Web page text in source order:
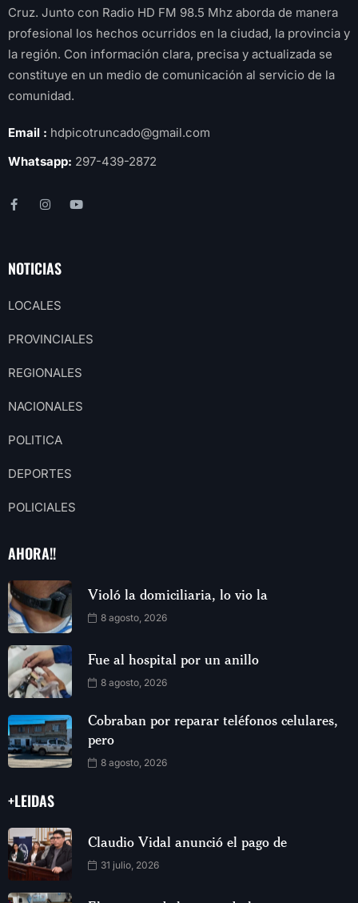
Cruz. Junto con Radio HD FM 98.5 Mhz aborda de manera
profesional los hechos ocurridos en la ciudad, la provincia y
la región. Con información clara, precisa y actualizada se
constituye en un medio de comunicación al servicio de la
comunidad.
Email : hdpicotruncado@gmail.com
Whatsapp: 297-439-2872
NOTICIAS
LOCALES
PROVINCIALES
REGIONALES
NACIONALES
POLITICA
DEPORTES
POLICIALES
AHORA!!
Violó la domiciliaria, lo vio la
8 agosto, 2026
Fue al hospital por un anillo
8 agosto, 2026
Cobraban por reparar teléfonos celulares,
pero
8 agosto, 2026
+LEIDAS
Claudio Vidal anunció el pago de
31 julio, 2026